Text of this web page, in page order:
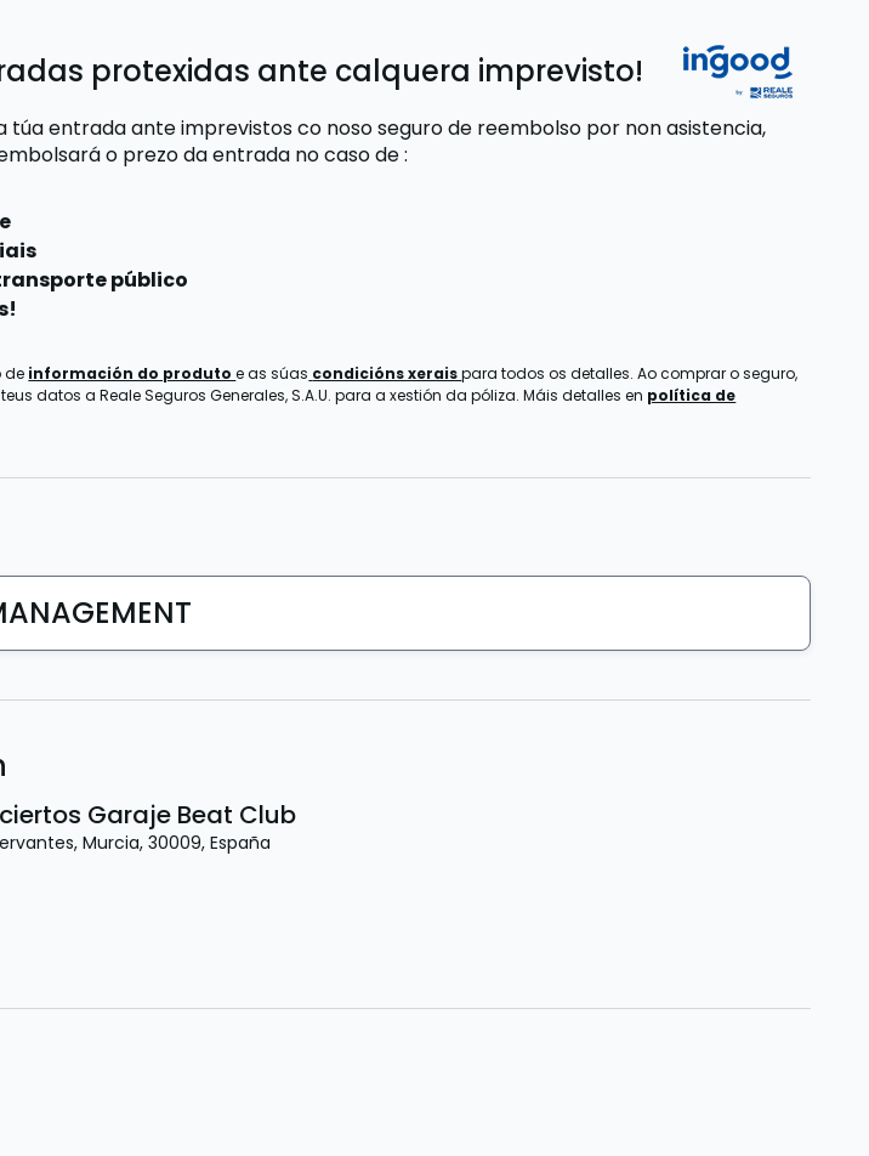
protexidas ante calquera imprevisto!
túa entrada ante imprevistos co noso seguro de reembolso por non asistencia,
o prezo da entrada no caso de:
público
de información do produtoe as súas condicións xeraispara todos os detalles. Ao comprar o seguro,
datos a Reale Seguros Generales, S.A.U. para a xestión da póliza. Máis detalles en política de
Garaje Beat Club
, Murcia, 30009, España